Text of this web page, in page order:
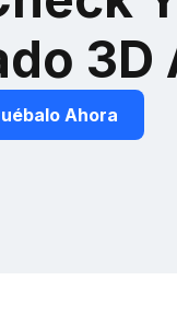
Ahora